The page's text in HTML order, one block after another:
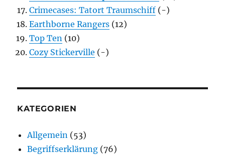
Crimecases: Tatort Traumschiff (-)
Earthborne Rangers (12)
Top Ten (10)
Cozy Stickerville (-)
KATEGORIEN
Allgemein (53)
Begriffserklärung (76)